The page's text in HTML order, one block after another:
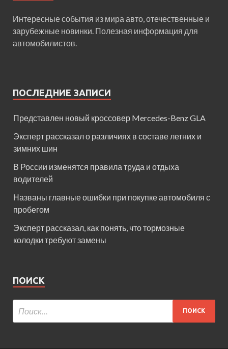
Интересные события из мира авто, отечественные и
зарубежные новинки. Полезная информация для
автомобилистов.
ПОСЛЕДНИЕ ЗАПИСИ
Представлен новый кроссовер Mercedes-Benz GLA
Эксперт рассказал о различиях в составе летних и
зимних шин
В России изменятся правила труда и отдыха
водителей
Названы главные ошибки при покупке автомобиля с
пробегом
Эксперт рассказал, как понять, что тормозные
колодки требуют замены
ПОИСК